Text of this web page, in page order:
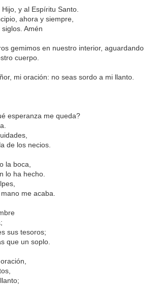
y al Espíritu Santo.
ahora y siempre,
Amén
gemimos en nuestro interior, aguardando
cuerpo.
mi oración: no seas sordo a mi llanto.
esperanza me queda?
de los necios.
la boca,
lo ha hecho.
me acaba.
sus tesoros;
que un soplo.